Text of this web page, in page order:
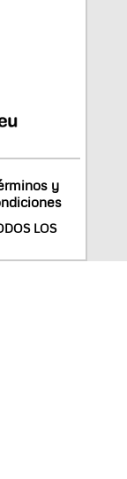
y
LOS